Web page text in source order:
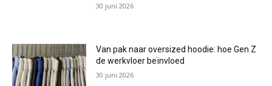
30 juni 2026
Van pak naar oversized hoodie: hoe Gen Z
de werkvloer beïnvloed
30 juni 2026